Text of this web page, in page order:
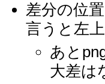
差分の位
言うと左
あと
大差は